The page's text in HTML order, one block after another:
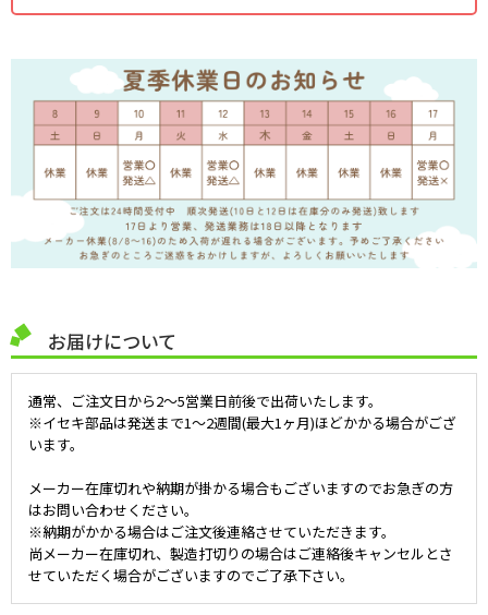
お届けについて
通常、ご注文日から2～5営業日前後で出荷いたします。
※イセキ部品は発送まで1～2週間(最大1ヶ月)ほどかかる場合がござ
います。
メーカー在庫切れや納期が掛かる場合もございますのでお急ぎの方
はお問い合わせください。
※納期がかかる場合はご注文後連絡させていただきます。
尚メーカー在庫切れ、製造打切りの場合はご連絡後キャンセルとさ
せていただく場合がございますのでご了承下さい。